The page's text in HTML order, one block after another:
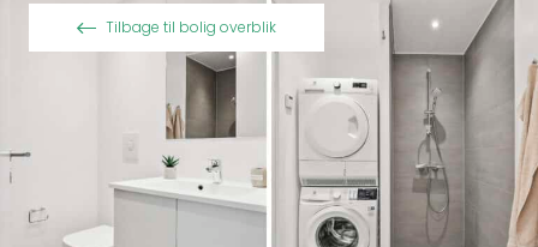
Tilbage til bolig overblik